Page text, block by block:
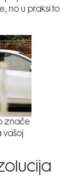
no u praksi to
znače
vašoj